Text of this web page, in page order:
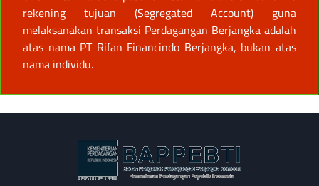
rekening tujuan (Segregated Account) guna
melaksanakan transaksi Perdagangan Berjangka adalah
atas nama PT Rifan Financindo Berjangka, bukan atas
nama individu.